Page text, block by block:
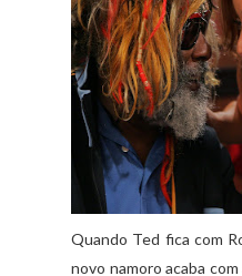
Quando Ted fica com
novo namoro acaba